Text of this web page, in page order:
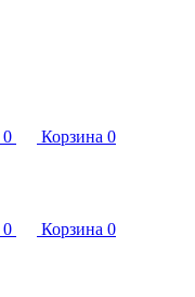
0 Корзина 0
0 Корзина 0